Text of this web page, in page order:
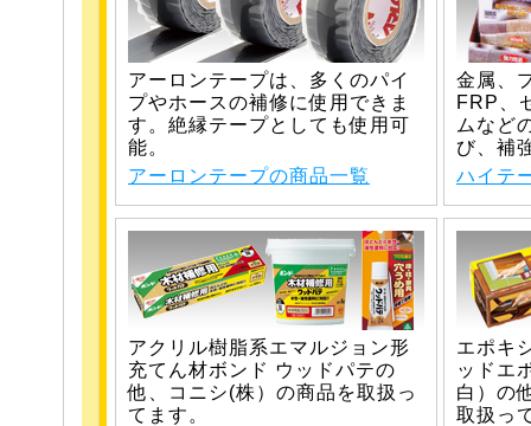
アーロンテープは、多くのパイ
プやホースの補修に使用できま
す。絶縁テープとしても使用可
能。
アーロンテープの商品一覧
金属、
FRP、
ムなど
び、補
ハイテ
アクリル樹脂系エマルジョン形
充てん材ボンド ウッドパテの
他、コニシ(株）の商品を取扱っ
てます。
エポキ
ッドエ
白）の
取扱っ